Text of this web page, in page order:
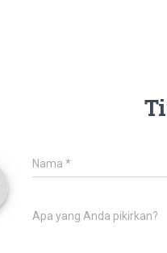
Nama *
Apa yang Anda pikirkan?